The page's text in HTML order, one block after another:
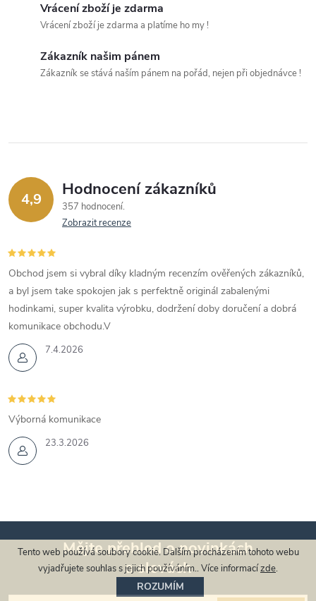
Tento web používá soubory cookie. Dalším procházením tohoto webu
vyjadřujete souhlas s jejich používáním.. Více informacízde.
ROZUMÍM
v
ý
p
s
u
Vrácení zboží je zdarma
Vrácení zboží je zdarma a platíme ho my !
Zákazník našim pánem
Zákazník se stává naším pánem na pořád, nejen při objednávce !
4,9 Hodnocení zákazníků
357 hodnocení
Zobrazit recenze
7.4.2026
Obchod jsem si vybral díky kladným recenzím ověřených zákazníků,
a byl jsem take spokojen jak s perfektně originál zabalenými
hodinkami, super kvalita výrobku, dodržení doby doručení a dobrá
komunikace obchodu.V
23.3.2026
Výborná komunikace
Mějte přehled o novinkách
a slevách